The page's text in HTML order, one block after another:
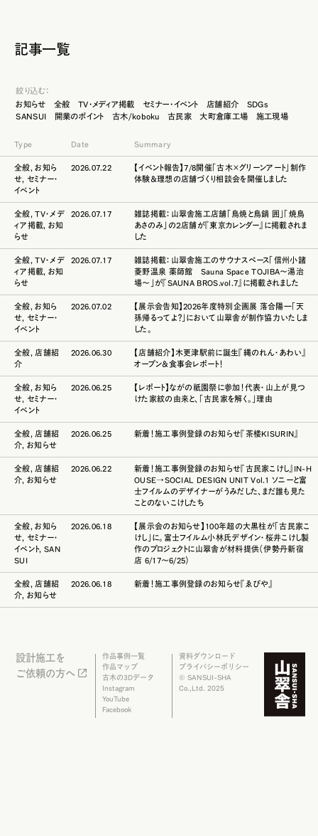
記事一覧
絞り込む：
お知らせ
全般 TV・メディア掲載 セミナー・イベント 店舗紹介
SDGs
SANSUI
開業のポイント 古木/koboku 古民家 大町倉庫工場 施工現場
Type Date Summary
全般,お知ら
せ, セミナー・
イベント
2026.07.22
【イベント報告】7/8開催「古木×グリーンアート」制作
体験＆理想の店舗づくり相談会を開催しました
全般,TV・メデ
ィア掲載, お知
らせ
2026.07.17
雑誌掲載：山翠舎施工店舗「鳥焼と鳥鍋 囲」「焼鳥
あさのみ」の２店舗が『東京カレンダー』に掲載されま
した
全般,TV・メデ
ィア掲載, お知
らせ
2026.07.17
雑誌掲載：山翠舎施工のサウナスペース「信州小諸
菱野温泉 薬師館 Sauna Space TOJIBA～湯治
場～」が『SAUNA BROS.vol.7』に掲載されました
全般,お知ら
せ, セミナー・
イベント
2026.07.02
【展示会告知】2026年度特別企画展 落合陽一「天
孫帰るってよ？」において山翠舎が制作協力いたしま
した。
全般, 店舗紹
介
2026.06.30
【店舗紹介】木更津駅前に誕生『縄のれん・あわい』
オープン＆食事会レポート！
全般,お知ら
せ, セミナー・
イベント
2026.06.25
【レポート】ながの祇園祭に参加！代表・山上が見つ
けた家紋の由来と、「古民家を解く。」理由
全般, 店舗紹
介,お知らせ
2026.06.25 新着！施工事例登録のお知らせ『茶楼KISURIN』
全般, 店舗紹
介,お知らせ
2026.06.22
新着！施工事例登録のお知らせ『古民家こけし』IN-H
OUSE→SOCIAL DESIGN UNIT Vol.1 ソニーと富
士フイルムのデザイナーがうみだした、まだ誰も見た
ことのないこけしたち
全般,お知ら
せ, セミナー・
イベント, SAN
SUI
2026.06.18
【展示会のお知らせ】100年超の大黒柱が「古民家こ
けし」に。富士フイルム小林氏デザイン・桜井こけし製
作のプロジェクトに山翠舎が材料提供（伊勢丹新宿
店 6/17〜6/25）
全般, 店舗紹
介,お知らせ
2026.06.18 新着！施工事例登録のお知らせ『ゑびや』
設計施工を
ご依頼の方へ
作品事例一覧
作品マップ
古木の3Dデータ
Instagram
YouTube
Facebook
資料ダウンロード
プライバシーポリシー
© SANSUI-SHA
Co.,Ltd. 2025